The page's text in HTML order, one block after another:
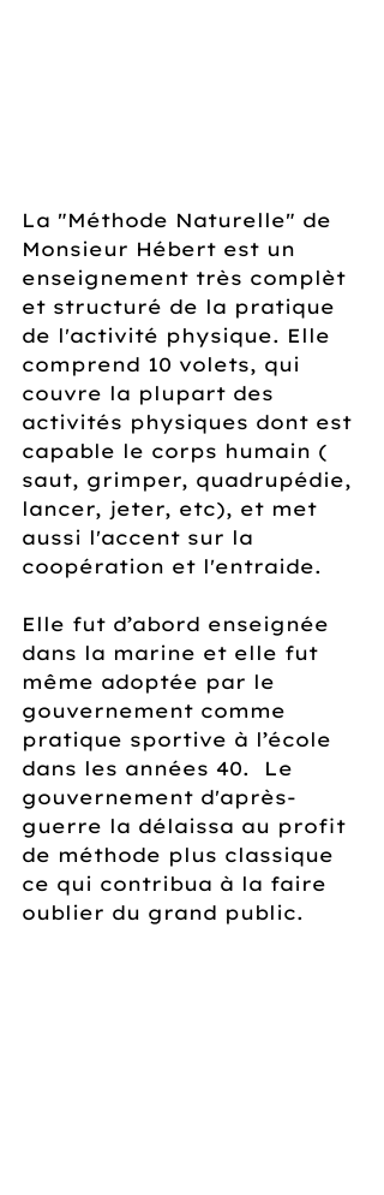
La "Méthode Naturelle" de
Monsieur Hébert est un
enseignement très complèt
et structuré de la pratique
de l'activité physique. Elle
comprend 10 volets, qui
couvre la plupart des
activités physiques dont est
capable le corps humain (
saut, grimper, quadrupédie,
lancer, jeter, etc), et met
aussi l'accent sur la
coopération et l'entraide.
Elle fut d’abord enseignée
dans la marine et elle fut
même adoptée par le
gouvernement comme
pratique sportive à l’école
dans les années 40.  Le
gouvernement d'après-
guerre la délaissa au profit
de méthode plus classique
ce qui contribua à la faire
oublier du grand public.